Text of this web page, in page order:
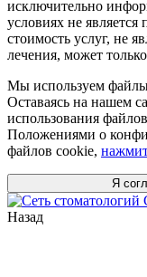
исключительно
условиях не
стоимость услуг, не
лечения, может
Мы используем файлы
Оставаясь на нашем
использования
Положениями о
файлов cookie,
Я
Назад